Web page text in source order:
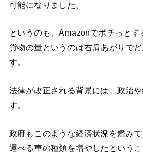
可能になりました。
というのも、Amazonでポチっとす
貨物の量というのは右肩あがりで
す。
法律が改正される背景には、政治
す。
政府もこのような経済状況を鑑みて
運べる車の種類を増やしたというこ